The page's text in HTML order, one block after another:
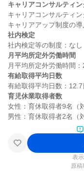
キャリアコンサルティ
キャリアコンサルティン
社内検定
月平均所定外労働時間
有給取得平均日数
育児休業取得者数
女性：育休取得者9名（
表
原稿